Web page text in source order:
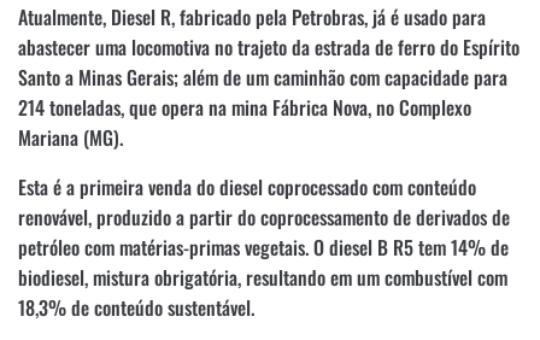
Atualmente, Diesel R, fabricado pela Petrobras, já é usado para
abastecer uma locomotiva no trajeto da estrada de ferro do Espírito
Santo a Minas Gerais; além de um caminhão com capacidade para
214 toneladas, que opera na mina Fábrica Nova, no Complexo
Mariana (MG).
Esta é a primeira venda do diesel coprocessado com conteúdo
renovável, produzido a partir do coprocessamento de derivados de
petróleo com matérias-primas vegetais. O diesel B R5 tem 14% de
biodiesel, mistura obrigatória, resultando em um combustível com
18,3% de conteúdo sustentável.